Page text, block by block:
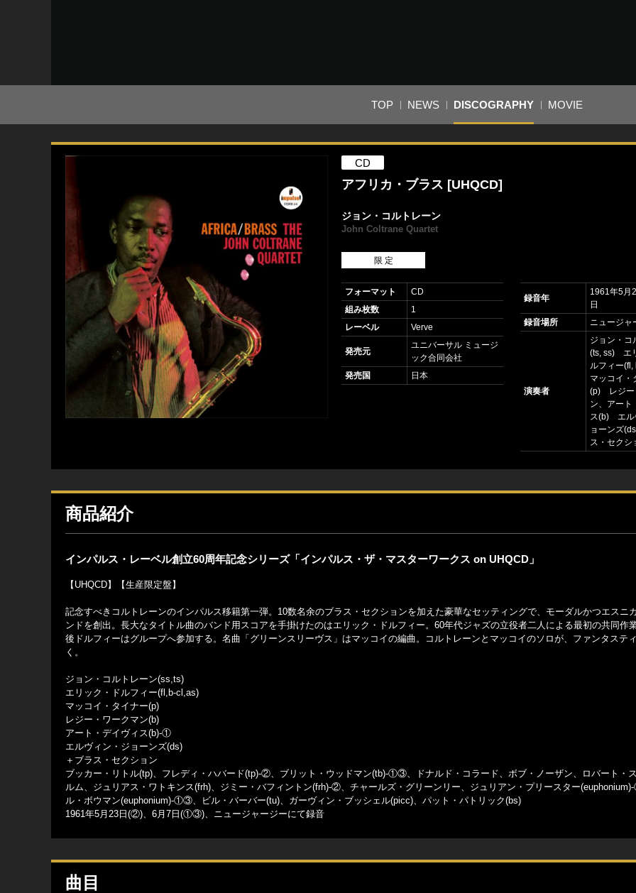
TOP NEWS DISCOGRAPHY MOVIE
CD
アフリカ・ブラス [UHQCD]
ジョン・コルトレーン
John Coltrane Quartet
限 定
フォーマット
CD
組み枚数
1
レーベル
Verve
発売元
ユニバーサル ミュージ
ック合同会社
発売国
日本
録音年
1961年5月
日
録音場所
ニュージャ
演奏者
ジョン・コ
(ts, ss) エ
ルフィー
マッコイ・
(p) レジー
ン、アート
ス(b) エル
ョーンズ
ス・セクシ
商品紹介
インパルス・レーベル創立60周年記念シリーズ「インパルス・ザ・マスターワークス on UHQCD」
【UHQCD】【生産限定盤】
記念すべきコルトレーンのインパルス移籍第一弾。10数名余のブラス・セクションを加えた豪華なセッティングで、モーダルかつエスニ
ンドを創出。長大なタイトル曲のバンド用スコアを手掛けたのはエリック・ドルフィー。60年代ジャズの立役者二人による最初の共同作
後ドルフィーはグループへ参加する。名曲「グリーンスリーヴス」はマッコイの編曲。コルトレーンとマッコイのソロが、ファンタステ
く。
ジョン・コルトレーン(ss,ts)
エリック・ドルフィー(fl,b-cl,as)
マッコイ・タイナー(p)
レジー・ワークマン(b)
アート・デイヴィス(b)-①
エルヴィン・ジョーンズ(ds)
＋ブラス・セクション
ブッカー・リトル(tp)、フレディ・ハバード(tp)-②、ブリット・ウッドマン(tb)-①③、ドナルド・コラード、ボブ・ノーザン、ロバート・
ルム、ジュリアス・ワトキンス(frh)、ジミー・バフィントン(frh)-②、チャールズ・グリーンリー、ジュリアン・プリースター
ル・ボウマン(euphonium)-①③、ビル・バーバー(tu)、ガーヴィン・ブッシェル(picc)、パット・パトリック(bs)
1961年5月23日(②)、6月7日(①③)、ニュージャージーにて録音
曲目